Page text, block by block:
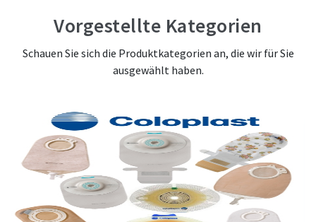
Vorgestellte Kategorien
Schauen Sie sich die Produktkategorien an, die wir für Sie
ausgewählt haben.